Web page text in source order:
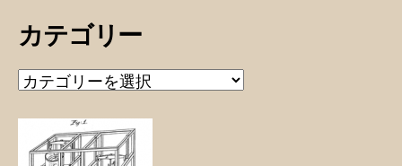
カテゴリー
カ
テ
ー